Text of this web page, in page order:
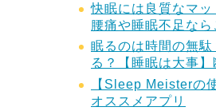
快眠には良質なマッ
腰痛や睡眠不足なら
眠るのは時間の無
る？【睡眠は大事
【Sleep Meisterの
オススメアプリ